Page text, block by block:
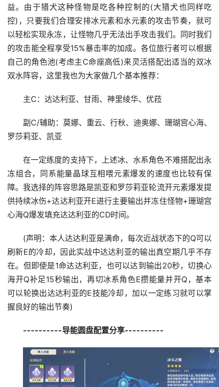
益。由于猎犬这种怪物是吃各种控制的(大猎犬也同样吃
控)，只要我们合理安排冰元素和水元素的攻击节奏，就可
以轻松实现永冻，让怪物几乎无法出手攻击我们。同时我们
的攻击能全程享受15%暴击率的加成。各位旅行者可以根据
自己的角色池(考虑主C命座高低)来灵活搭配出适当的双冰
双水阵容，这里我也为大家做几个基本推荐：
主C：达达利亚、甘雨、神里绫华、优菈
副C/辅助：莫娜、重云、行秋、迪奥娜、珊瑚宫心海、
罗莎莉亚、凯亚
在一定练度的支持下，上述冰、水系角色不难搭配出永
冻组合，同系能量晶球互相喂元素爆发的速度也比较有保
障。我选择的阵容思路是凯亚和罗莎莉亚轮流开元素爆发提
供持续冰伤+达达利亚开E进行主要输出并冻住怪物+珊瑚宫
心海Q爆发填充达达利亚的CD时间。
(声明：本人达达利亚是满命，每次近战状态下的Q可以
刷新E的冷却，因此实战中达达利亚的输出真空期几乎不存
在。但即使是1命达达利亚，也可以达到输出20秒，切换心
海开Q补足15秒输出，再切冰系角色E攒能量并开Q，基本
可以轮换出达达利亚的E技能冷却，加以一定练习就可以掌
握良好的输出节奏)
----------导能圆盘配置分享----------